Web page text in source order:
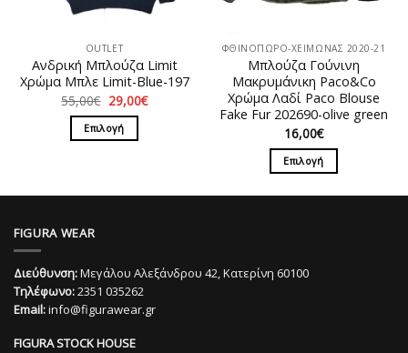
επιλεγούν
σελίδα
του
προϊόντος
σελίδα
του
προϊόντος
OUTLET
Ανδρική Μπλούζα Limit
Χρώμα Μπλε Limit-Blue-197
55,00€ Original
price
was:
55,00€.
29,00€Η
τρέχουσα
Επιλογή
Οι
επιλογές
επιλεγούν
ΦΘΙΝΟΠΩΡΟ-ΧΕΙΜΩΝΑΣ 2020-21
Μπλούζα Γούνινη
Mακρυμάνικη Paco&Co
Χρώμα Λαδί Paco Blouse
Fake Fur 202690-olive green
16,00€
Επιλογή
το
παραλλαγές.
FIGURA WEAR
Διεύθυνση:Μεγάλου Αλεξάνδρου 42, Κατερίνη 60100
Τηλέφωνο:2351 035262
Email:info@figurawear.gr
FIGURA STOCK HOUSE